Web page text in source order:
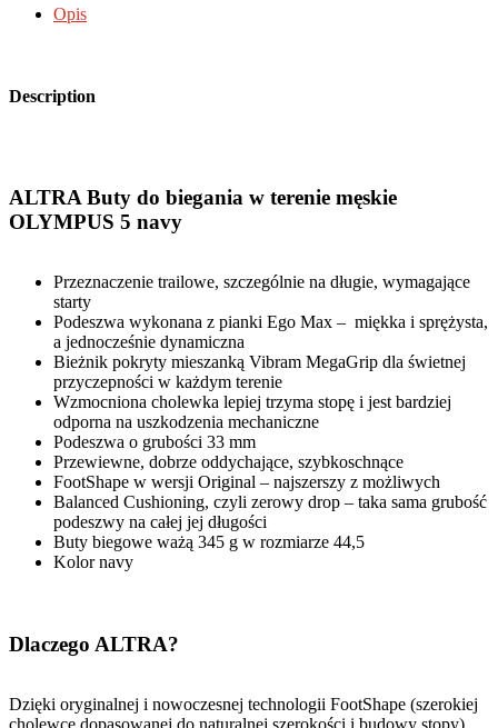
Opis
Description
ALTRA Buty do biegania w terenie męskie
OLYMPUS 5 navy
Przeznaczenie trailowe, szczególnie na długie, wymagające
starty
Podeszwa wykonana z pianki Ego Max – miękka i sprężysta,
a jednocześnie dynamiczna
Bieżnik pokryty mieszanką Vibram MegaGrip dla świetnej
przyczepności w każdym terenie
Wzmocniona cholewka lepiej trzyma stopę i jest bardziej
odporna na uszkodzenia mechaniczne
Podeszwa o grubości 33 mm
Przewiewne, dobrze oddychające, szybkoschnące
FootShape w wersji Original – najszerszy z możliwych
Balanced Cushioning, czyli zerowy drop – taka sama grubość
podeszwy na całej jej długości
Buty biegowe ważą 345 g w rozmiarze 44,5
Kolor navy
Dlaczego ALTRA?
Dzięki oryginalnej i nowoczesnej technologii FootShape (szerokiej
cholewce dopasowanej do naturalnej szerokości i budowy stopy)